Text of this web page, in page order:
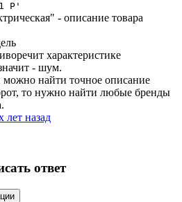
P'
- описание товара
характеристике
- шум.
найти точное описание
то нужно найти любые бренды
лет назад
ответ